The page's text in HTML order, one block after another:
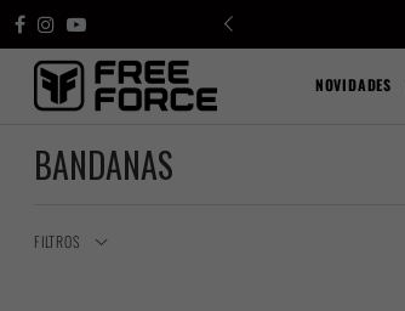
NOVIDADES
BANDANAS
FILTROS